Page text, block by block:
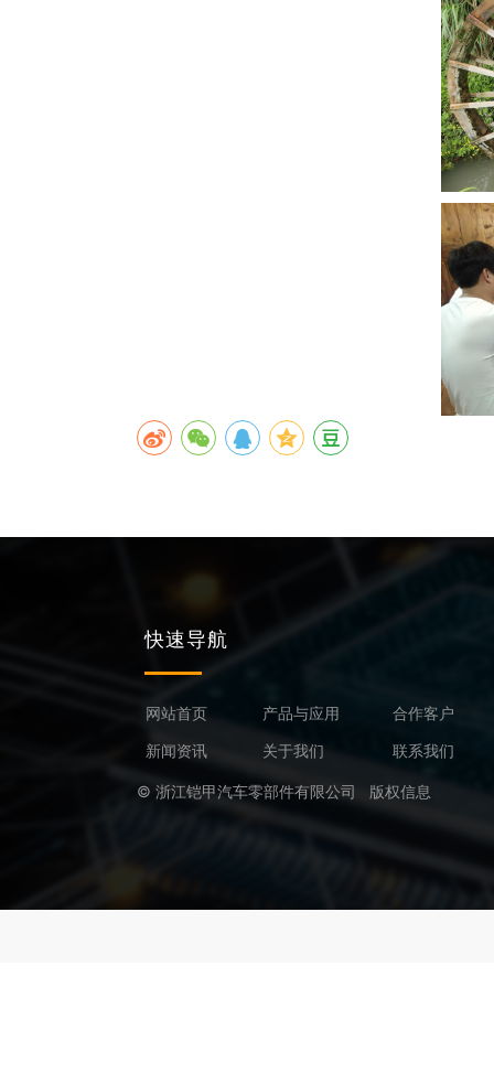
快速导航
网站首页
新闻资讯
产品与应用
关于我们
合作客户
联系我们
© 浙江铠甲汽车零部件有限公司 版权信息